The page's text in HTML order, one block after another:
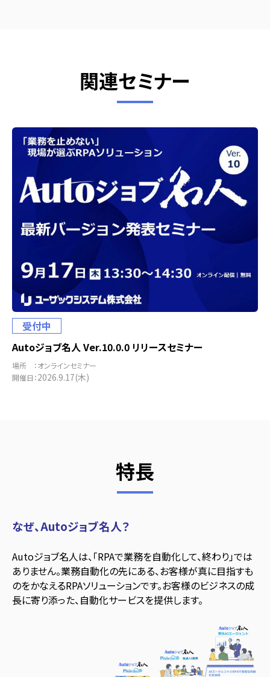
関連セミナー
受付中
Autoジョブ名人 Ver.10.0.0 リリースセミナー
場所 ：オンラインセミナー
開催日：2026.9.17(木)
特長
なぜ、Autoジョブ名人？
Autoジョブ名人は、「RPAで業務を自動化して、終わり」では
ありません。業務自動化の先にある、お客様が真に目指すも
のをかなえるRPAソリューションです。お客様のビジネスの成
長に寄り添った、自動化サービスを提供します。